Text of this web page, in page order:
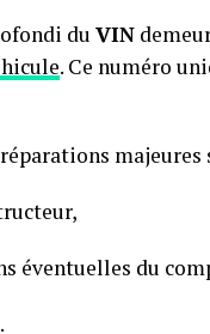
du VIN
. Ce numéro
majeures
éventuelles du